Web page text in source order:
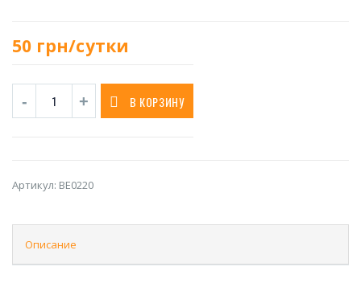
50 грн/сутки
В КОРЗИНУ
Артикул: BE0220
Описание